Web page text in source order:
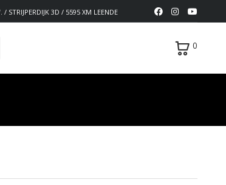
/ STRIJPERDIJK 3D / 5595 XM LEENDE
0